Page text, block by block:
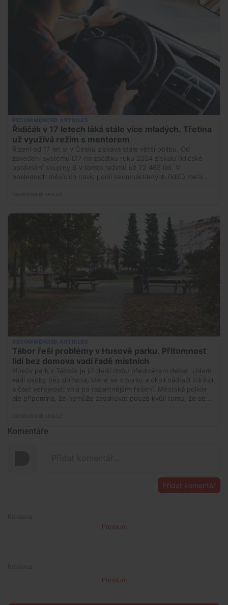
Komentáře
Přidat komentář
Premium
Premium